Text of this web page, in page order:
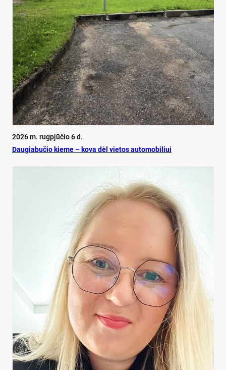
2026 m. rugpjūčio 6 d.
Dau­gia­bu­čio kie­me – ko­va dėl vie­tos au­to­mo­bi­liui